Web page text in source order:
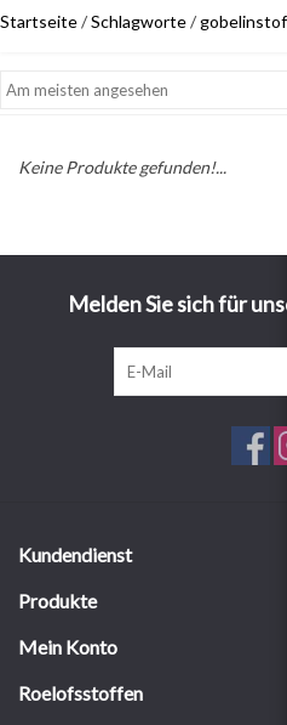
Startseite/Schlagworte/gobelinstof
Keine Produkte gefunden!...
Melden Sie sich für
Kundendienst
Produkte
Mein Konto
Roelofsstoffen